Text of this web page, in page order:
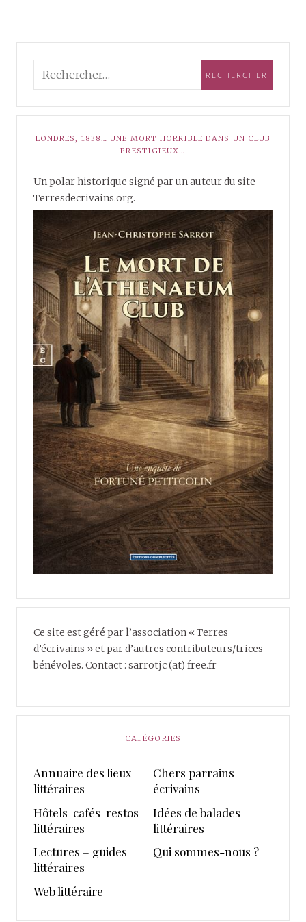
LONDRES, 1838… UNE MORT HORRIBLE DANS UN CLUB
PRESTIGIEUX…
Un polar historique signé par un auteur du site
Terresdecrivains.org.
Ce site est géré par l’association « Terres
d’écrivains » et par d’autres contributeurs/trices
bénévoles. Contact : sarrotjc (at) free.fr
CATÉGORIES
Annuaire des lieux
littéraires
Chers parrains
écrivains
Hôtels-cafés-restos
littéraires
Idées de balades
littéraires
Lectures – guides
littéraires
Qui sommes-nous ?
Web littéraire